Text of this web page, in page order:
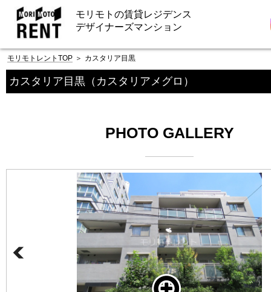
モリモトの賃貸レジデンス
デザイナーズマンション
モリモトレントTOP ＞ カスタリア目黒
カスタリア目黒 （カスタリアメグロ）
PHOTO GALLERY